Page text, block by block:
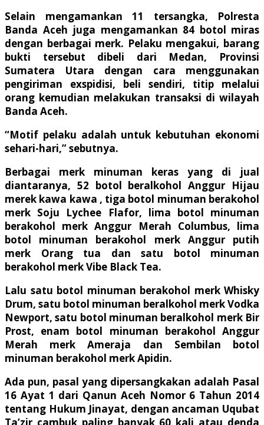
Selain mengamankan 11 tersangka, Polresta
Banda Aceh juga mengamankan 84 botol miras
dengan berbagai merk. Pelaku mengakui, barang
bukti tersebut dibeli dari Medan, Provinsi
Sumatera Utara dengan cara menggunakan
pengiriman exspidisi, beli sendiri, titip melalui
orang kemudian melakukan transaksi di wilayah
Banda Aceh.
“Motif pelaku adalah untuk kebutuhan ekonomi
sehari-hari,” sebutnya.
Berbagai merk minuman keras yang di jual
diantaranya, 52 botol beralkohol Anggur Hijau
merek kawa kawa , tiga botol minuman berakohol
merk Soju Lychee Flafor, lima botol minuman
berakohol merk Anggur Merah Columbus, lima
botol minuman berakohol merk Anggur putih
merk Orang tua dan satu botol minuman
berakohol merk Vibe Black Tea.
Lalu satu botol minuman berakohol merk Whisky
Drum, satu botol minuman beralkohol merk Vodka
Newport, satu botol minuman beralkohol merk Bir
Prost, enam botol minuman berakohol Anggur
Merah merk Ameraja dan Sembilan botol
minuman berakohol merk Apidin.
Ada pun, pasal yang dipersangkakan adalah Pasal
16 Ayat 1 dari Qanun Aceh Nomor 6 Tahun 2014
tentang Hukum Jinayat, dengan ancaman Uqubat
Ta’zir cambuk paling banyak 60 kali atau denda